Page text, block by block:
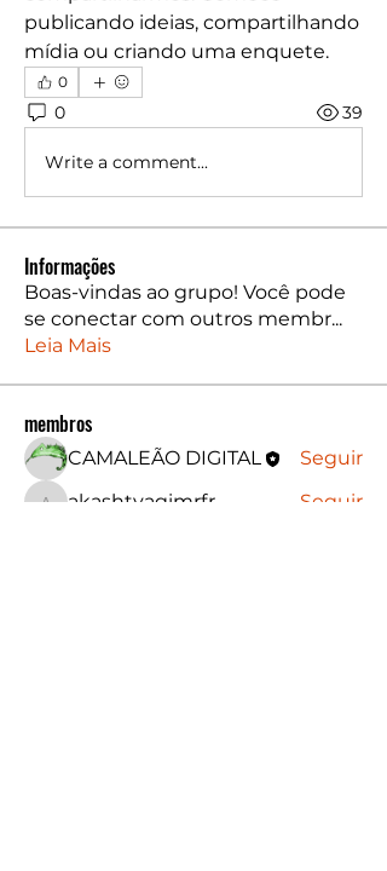
publicando ideias, compartilhando
mídia ou criando uma enquete.
0
0 39
Write a comment...
Informações
Boas-vindas ao grupo! Você pode
se conectar com outros membr...
Leia Mais
membros
CAMALEÃO DIGITAL Seguir
akashtyagimrfr
Seguir